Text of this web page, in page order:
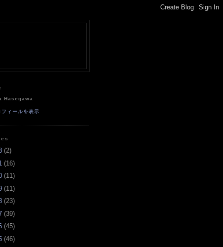
Hasegawa
フィールを表示
(2)
(16)
(11)
(11 )
(23)
(39)
(45)
(46)